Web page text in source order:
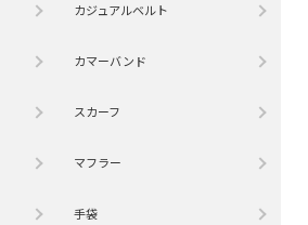
カジュアルベルト
カマーバンド
スカーフ
マフラー
手袋